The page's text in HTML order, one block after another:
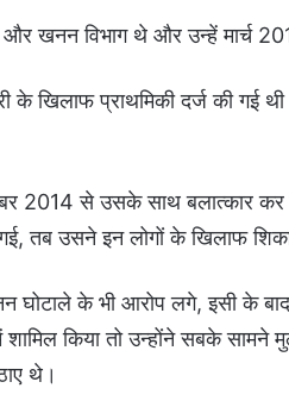
खनन विभाग थे और उन्हें मार्च
खिलाफ प्राथमिकी दर्ज की गई
2014 से उसके साथ बलात्कार
तब उसने इन लोगों के खिलाफ
के भी आरोप लगे, इसी के बाद
शामिल किया तो उन्होंने सबके
थे।